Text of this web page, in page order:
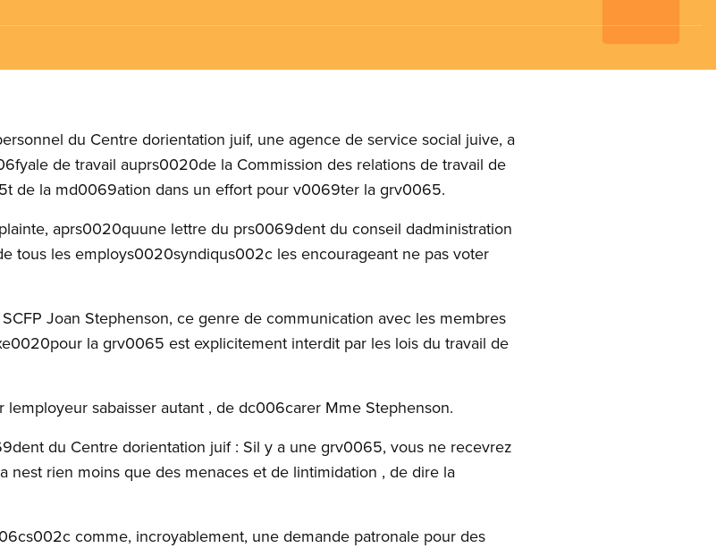
du Centre dorientation juif, une agence de service social juive, a
de travail auprs0020de la Commission des relations de travail de
de la md0069ation dans un effort pour v0069ter la grv0065.
aprs0020quune lettre du prs0069dent du conseil dadministration
tous les employs0020syndiqus002c les encourageant ne pas voter
Joan Stephenson, ce genre de communication avec les membres
la grv0065 est explicitement interdit par les lois du travail de
sabaisser autant , de dc006carer Mme Stephenson.
du Centre dorientation juif : Sil y a une grv0065, vous ne recevrez
nest rien moins que des menaces et de lintimidation , de dire la
comme, incroyablement, une demande patronale pour des